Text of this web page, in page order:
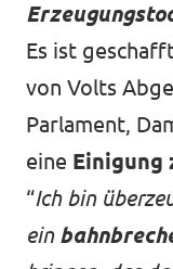
Transparenz
Datenschutz
Es ist
von Volts
Parlament,
eine Einigung
“Ich bin
ein